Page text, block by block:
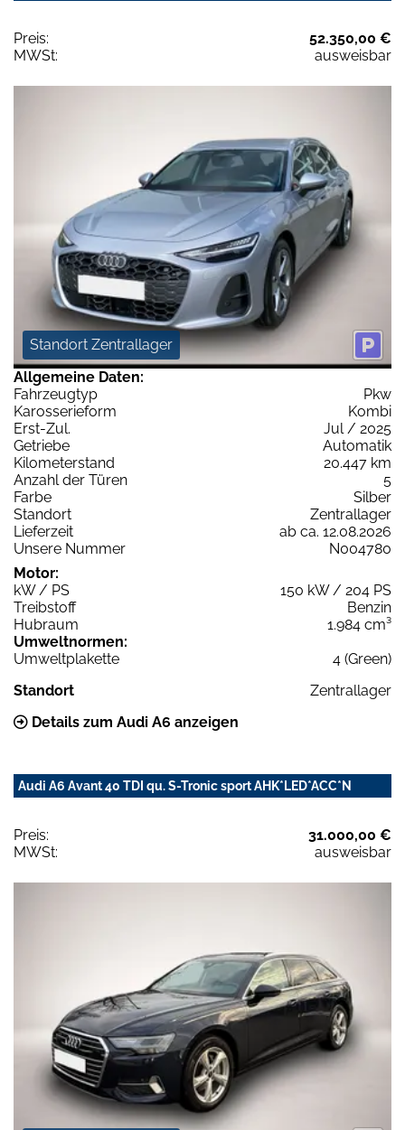
Preis:
52.350,00 €
MWSt:
ausweisbar
Standort Zentrallager
Allgemeine Daten:
Fahrzeugtyp
Pkw
Karosserieform
Kombi
Erst-Zul.
Jul / 2025
Getriebe
Automatik
Kilometerstand
20.447 km
Anzahl der Türen
5
Farbe
Silber
Standort
Zentrallager
Lieferzeit
ab ca. 12.08.2026
Unsere Nummer
N004780
Motor:
kW / PS
150 kW / 204 PS
Treibstoff
Benzin
Hubraum
1.984 cm³
Umweltnormen:
Umweltplakette
4 (Green)
Standort
Zentrallager
Details zum Audi A6 anzeigen
Audi A6 Avant 40 TDI qu. S-Tronic sport AHK*LED*ACC*N
Preis:
31.000,00 €
MWSt:
ausweisbar